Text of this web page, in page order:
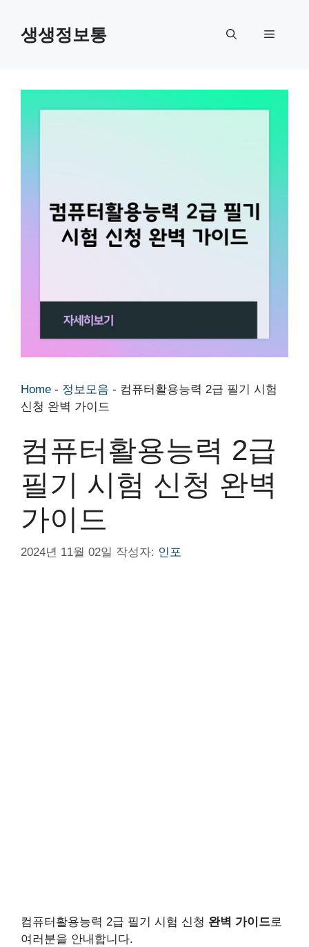
생생정보통 메
Home - 정보모음 - 컴퓨터활용능력 2급 필기 시험
신청 완벽 가이드
컴퓨터활용능력 2급
필기 시험 신청 완벽
가이드
2024년 11월 02일 작성자: 인포
컴퓨터활용능력 2급 필기 시험 신청 완벽 가이드로
여러분을 안내합니다.